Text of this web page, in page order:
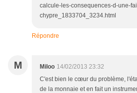
calcule-les-consequences-d-une-
chypre_1833704_3234.html
Répondre
M Miloo 14/02/2013 23:32
C'est bien le cœur du problème,
de la monnaie et en fait un